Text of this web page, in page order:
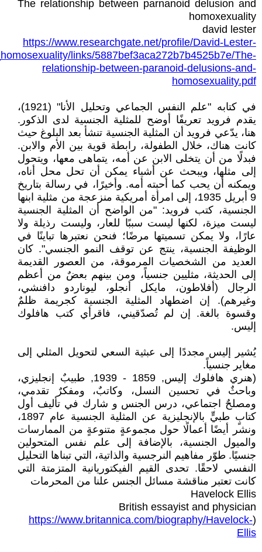
The relationship between parnanoid delusion and
homoxexuality
david lester
https://www.researchgate.net/profile/David-Lester-
links/5887bef3aca272b7b4525b7e/The-
relationship-between-paranoid-delusions-and-
homosexuality.pdf
في كتابه "علم النفس الجماعي وتحليل الأنا" (1921)،
يقدم فرويد تعريفًا أوضح للمثلية الجنسية لدى الذكور.
هنا، يدّعي فرويد أن المثلية الجنسية تنشأ بعد البلوغ حيث
كانت هناك، خلال الطفولة، رابطة قوية بين الأم والابن.
فبدلًا من أن يتخلى الابن عن أمه، يتماهى معها، ويتحول
إلى مثلها، ويبحث عن أشياء يمكن أن تحل محل أناه،
ويمكنه أن يحب كما أحبته أمه. وأخيرًا، في رسالة بتاريخ
9 أبريل 1935، إلى امرأة أمريكية منزعجة من مثلية ابنها
الجنسية، كتب فرويد: "من الواضح أن المثلية الجنسية
ليست ميزة، لكنها ليست سببًا للعار، وليست رذيلة ولا
عارًا، ولا يمكن تسميتها مرضًا؛ فنحن نعتبرها تباينًا في
الوظيفة الجنسية، ينتج عن توقف النمو الجنسي". كان
العديد من الشخصيات المرموقة، من العصور القديمة
إلى الحديثة، مثليين جنسياً، ومن بينهم بعضٌ من أعظم
الرجال (أفلاطون، مايكل أنجلو، ليوناردو دافنشي،
وغيرهم). إن اضطهاد المثلية الجنسية كجريمة ظلمٌ
وقسوة بالغة. إن لم تُصدّقيني، فاقرأي كتب هافلوك
إليس.
يُشير إليس مجددًا إلى عبثية السعي لتحويل المثلي إلى
مغاير جنسياً.
(هنري هافلوك إليس, 1859 - 1939, طبيبٌ إنجليزي،
وباحثٌ في تحسين النسل، وكاتبٌ، ومفكرٌ تقدمي،
ومصلحٌ اجتماعي، درس الجنس و شارك في تأليف أول
كتابٍ طبيٍّ بالإنجليزية عن المثلية الجنسية عام 1897،
ونشر أيضًا أعمالًا حول مجموعةٍ متنوعةٍ من الممارسات
والميول الجنسية، بالإضافة إلى علم نفس المتحولين
جنسيًا. طوّر مفاهيم النرجسية والذاتية، التي تبناها التحليل
النفسي لاحقًا. تحدى القيم الفيكتوريانية المتزمتة التي
كانت تعتبر مناقشة مسائل الجنس علنا من المحرمات
Havelock Ellis
British essayist and physician
(
https://www.britannica.com/biography/Havelock-
Ellis